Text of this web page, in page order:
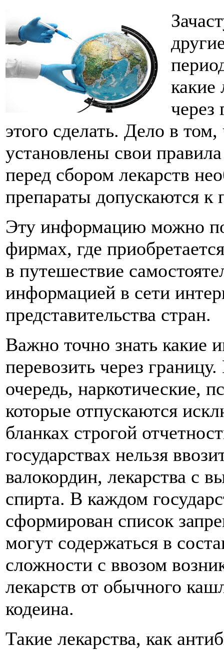
какие
через
этого сделать. Дело в
установлены свои
перед сбором лекарств
препараты допускаются к
Эту информацию можно
фирмах, где
в путешествие
информацией в сети
представительства стран.
Важно точно знать какие
перевозить через
очередь, наркотические,
которые отпускаются
бланках строгой
государствах нельзя
валокордин, лекарства с
спирта. В каждом
сформирован список
могут содержаться в
сложности с ввозом
лекарств от обычного
кодеина.
Такие лекарства, как